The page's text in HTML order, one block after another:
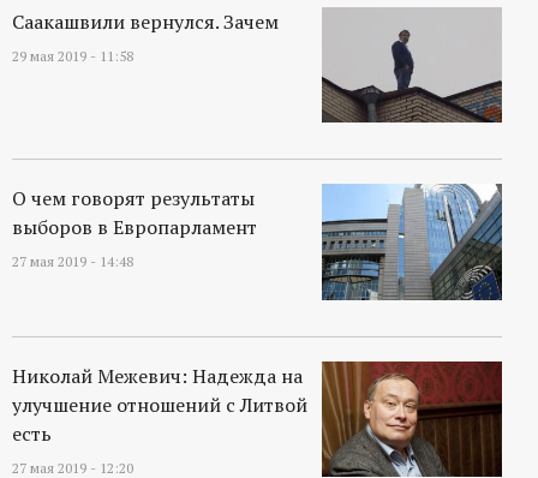
Саакашвили вернулся. Зачем
29 мая 2019 - 11:58
О чем говорят результаты
выборов в Европарламент
27 мая 2019 - 14:48
Николай Межевич: Надежда на
улучшение отношений с Литвой
есть
27 мая 2019 - 12:20